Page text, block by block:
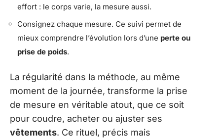
effort : le corps varie, la mesure aussi.
Consignez chaque mesure. Ce suivi permet de
mieux comprendre l’évolution lors d’une perte ou
prise de poids.
La régularité dans la méthode, au même
moment de la journée, transforme la prise
de mesure en véritable atout, que ce soit
pour coudre, acheter ou ajuster ses
vêtements. Ce rituel, précis mais